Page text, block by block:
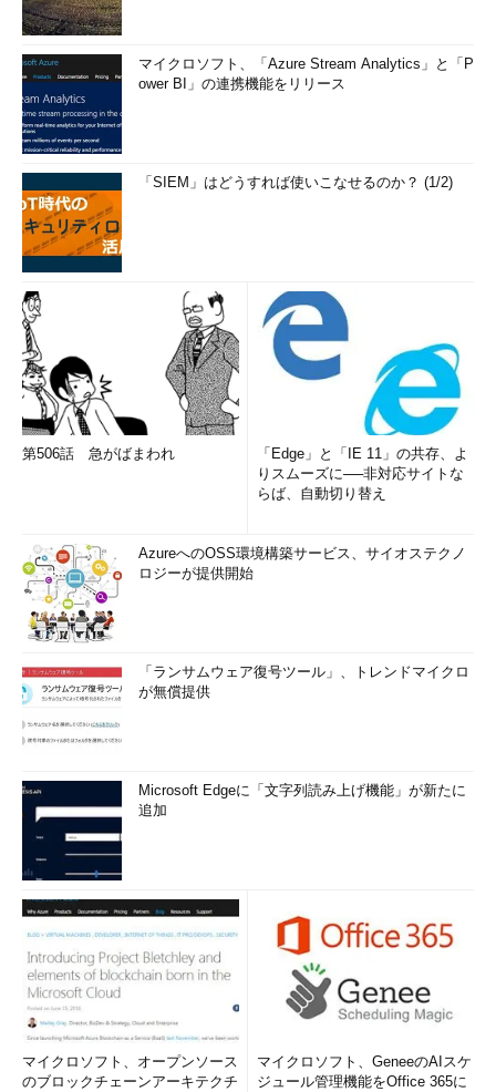
マイクロソフト、「Azure Stream Analytics」と「P
ower BI」の連携機能をリリース
「SIEM」はどうすれば使いこなせるのか？ (1/2)
第506話 急がばまわれ
「Edge」と「IE 11」の共存、よ
りスムーズに──非対応サイトな
らば、自動切り替え
AzureへのOSS環境構築サービス、サイオステクノ
ロジーが提供開始
「ランサムウェア復号ツール」、トレンドマイクロ
が無償提供
Microsoft Edgeに「文字列読み上げ機能」が新たに
追加
マイクロソフト、オープンソース
のブロックチェーンアーキテクチ
マイクロソフト、GeneeのAIスケ
ジュール管理機能をOffice 365に